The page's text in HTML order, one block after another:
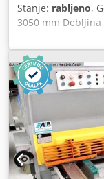
Stanje: rabljeno,
3050 mm
mm Kut rezanja
lima 18 kom Broj
potrebna snaga
2450 mm Težina
škare za lim s
upravljačka
podešavanje kuta
reza, sprijeda
graničnik 10-750
pokazivač